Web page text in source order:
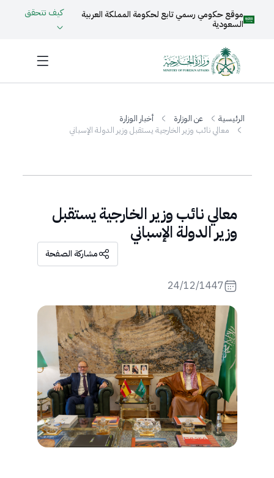
موقع حكومي رسمي تابع لحكومة المملكة العربية
السعودية
كيف تتحقق
الرئيسية عن الوزارة
أخبار الوزارة
معالي نائب وزير الخارجية يستقبل وزير الدولة الإسباني
معالي نائب وزير الخارجية يستقبل
وزير الدولة الإسباني
مشاركة الصفحة
24/12/1447